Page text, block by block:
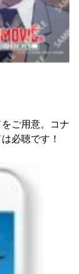
ご用意。コナ
必聴です！